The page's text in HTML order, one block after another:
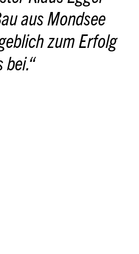
aus Mondsee
zum Erfolg
bei.“